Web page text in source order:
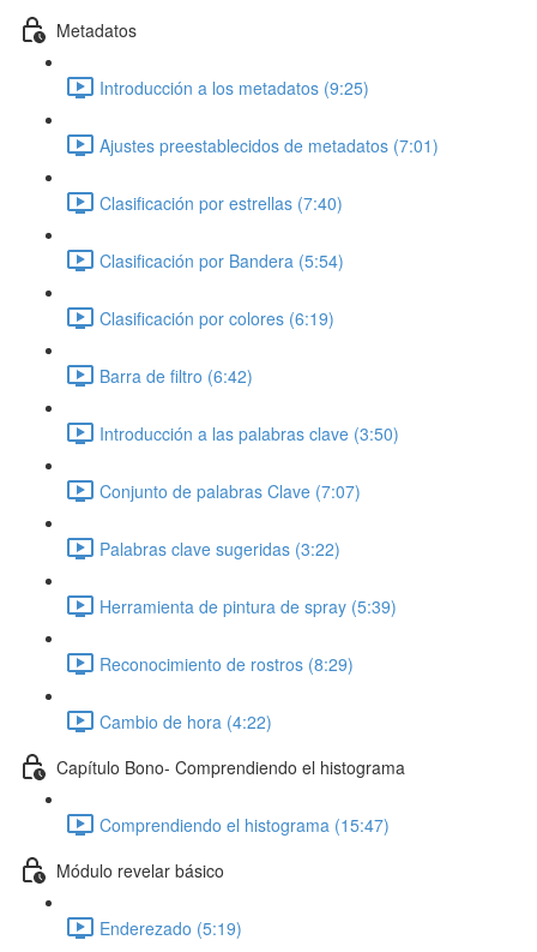
Metadatos
Introducción a los metadatos (9:25)
Ajustes preestablecidos de metadatos (7:01)
Clasificación por estrellas (7:40)
Clasificación por Bandera (5:54)
Clasificación por colores (6:19)
Barra de filtro (6:42)
Introducción a las palabras clave (3:50)
Conjunto de palabras Clave (7:07)
Palabras clave sugeridas (3:22)
Herramienta de pintura de spray (5:39)
Reconocimiento de rostros (8:29)
Cambio de hora (4:22)
Capítulo Bono- Comprendiendo el histograma
Comprendiendo el histograma (15:47)
Módulo revelar básico
Enderezado (5:19)